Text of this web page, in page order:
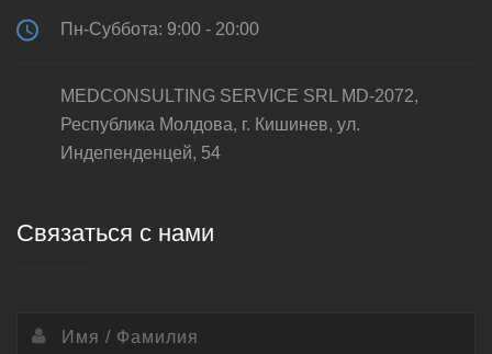
Пн-Суббота: 9:00 - 20:00
MEDCONSULTING SERVICE SRL MD-2072,
Республика Молдова, г. Кишинев, ул.
Индепенденцей, 54
Связаться с нами